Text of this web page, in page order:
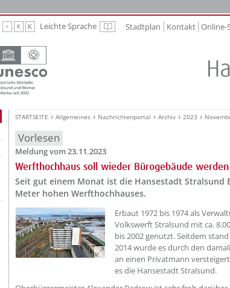
K K K Leichte Sprache Leichte Sprache
Stadtplan Kontakt Online-
STARTSEITE Allgemeines Nachrichtenportal Archiv 2023
Vorlesen
Meldung vom 23.11.2023
Werfthochhaus soll wieder Bürogebäude werden
Seit gut einem Monat ist die Hansestadt Stralsund
Meter hohen Werfthochhauses.
??? absaetzeOben[1]/
Erbaut 1972 bis 1974 als
Volkswerft Stralsund mit ca.
bis 2002 genutzt. Seitdem stand
2014 wurde es durch den
an einen Privatmann
es die Hansestadt Stralsund.